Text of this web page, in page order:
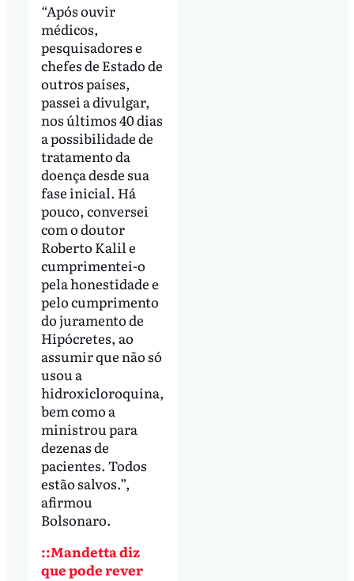
“Após ouvir
médicos,
pesquisadores e
chefes de Estado de
outros países,
passei a divulgar,
nos últimos 40 dias
a possibilidade de
tratamento da
doença desde sua
fase inicial. Há
pouco, conversei
com o doutor
Roberto Kalil e
cumprimentei-o
pela honestidade e
pelo cumprimento
do juramento de
Hipócretes, ao
assumir que não só
usou a
hidroxicloroquina,
bem como a
ministrou para
dezenas de
pacientes. Todos
estão salvos.”,
afirmou
Bolsonaro.
::Mandetta diz
que pode rever